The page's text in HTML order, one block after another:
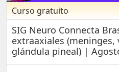
Curso gratuito
SIG Neuro Connecta
extraaxiales (meninges,
glándula pineal) |